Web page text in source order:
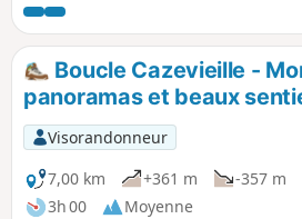
balisage puis à nouveau et un final
chevilles et genoux.
Boucle Cazevieille -
panoramas et beaux
Visorandonneur
7,00 km
+361 m
-357 m
3h 00
Moyenne